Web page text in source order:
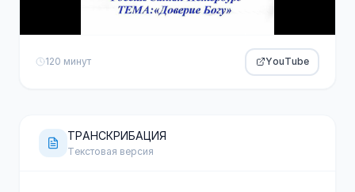
120 минут YouTube
ТРАНСКРИБАЦИЯ
Текстовая версия